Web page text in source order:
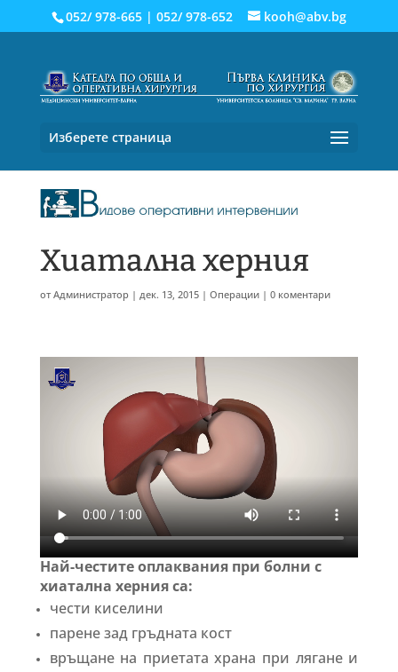
052/ 978-665| 052/ 978-652 kooh@abv.bg
Изберете страница
Хиатална херния
от Администратор| дек. 13, 2015| Операции| 0 коментари
Най-честите оплаквания при болни с
хиатална херния са:
чести киселини
парене зад гръдната кост
връщане на приетата храна при лягане и